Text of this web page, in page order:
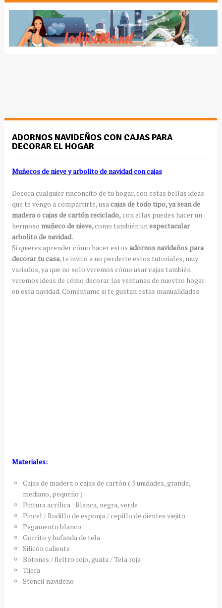
ADORNOS NAVIDEÑOS CON CAJAS PARA
DECORAR EL HOGAR
Muñecos de nieve y arbolito de navidad con cajas
Decora cualquier rinconcito de tu hogar, con estas bellas ideas
que te vengo a compartirte, usa cajas de todo tipo, ya sean de
madera o cajas de cartón reciclado,con ellas puedes hacer un
hermoso muñeco de nieve,como también un espectacular
arbolito de navidad.
Si quieres aprender cómo hacer estos adornos navideños para
decorar tu casa, te invito a no perderte estos tutoriales, muy
variados, ya que no solo veremos cómo usar cajas también
veremos ideas de cómo decorar las ventanas de nuestro hogar
en esta navidad. Coméntame si te gustan estas manualidades.
Materiales:
Cajas de madera o cajas de cartón ( 3 unidades, grande,
mediano, pequeño )
Pintura acrílica : Blanca, negra, verde
Pincel / Rodillo de esponja / cepillo de dientes viejito
Pegamento blanco
Gorrito y bufanda de tela
Silicón caliente
Botones / fieltro rojo, guata / Tela roja
Tijera
Stencil navideño